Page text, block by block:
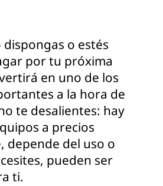
o estés
por tu próxima
en uno de los
a la hora de
te desalientes: hay
a precios
depende del uso o
pueden ser
ti.